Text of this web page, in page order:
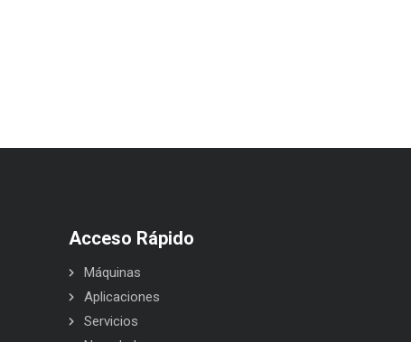
Acceso Rápido
Máquinas
Aplicaciones
Servicios